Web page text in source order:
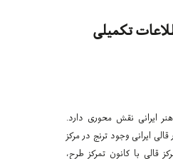
تکمیلی
ایرانی نقش محوری دارد.
ایرانی وجود ترنج در مرکز
با کانون تمرکز طرح،